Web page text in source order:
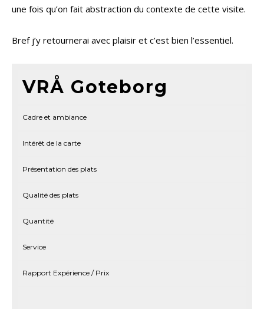
une fois qu’on fait abstraction du contexte de cette visite.
Bref j’y retournerai avec plaisir et c’est bien l’essentiel.
VRÅ Goteborg
Cadre et ambiance
Intérêt de la carte
Présentation des plats
Qualité des plats
Quantité
Service
Rapport Expérience / Prix